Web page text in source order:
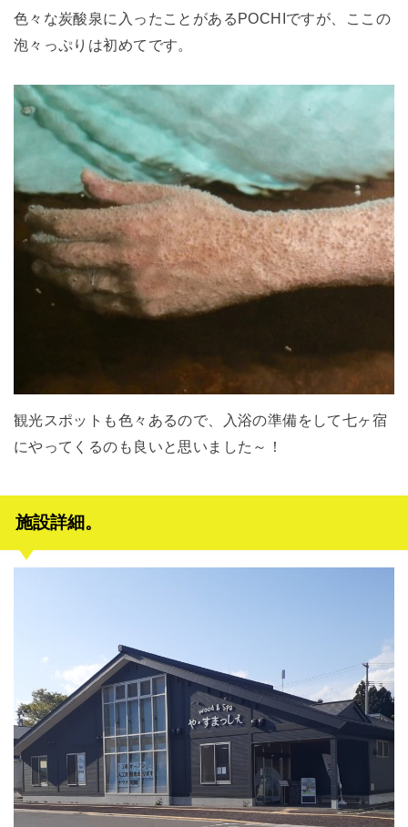
色々な炭酸泉に入ったことがあるPOCHIですが、ここの
泡々っぷりは初めてです。
観光スポットも色々あるので、入浴の準備をして七ヶ宿
にやってくるのも良いと思いました～！
施設詳細。